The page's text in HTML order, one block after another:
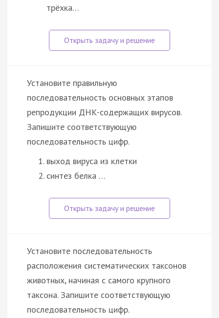
трёхка…
Установите правильную
последовательность основных этапов
репродукции ДНК-содержащих вирусов.
Запишите соответствующую
последовательность цифр.
выход вируса из клетки
синтез белка …
Установите последовательность
расположения систематических таксонов
животных, начиная с самого крупного
таксона. Запишите соответствующую
последовательность цифр.